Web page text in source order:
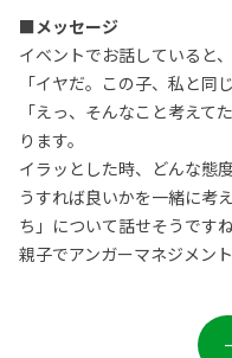
■メッセージ
イベントでお話していると、
「イヤだ。この子、私と同
「えっ、そんなこと考えて
ります。
イラッとした時、どんな態
うすれば良いかを一緒に考
ち」について話せそうですね
親子でアンガーマネジメン